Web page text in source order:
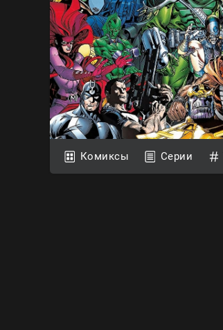
Комиксы Серии